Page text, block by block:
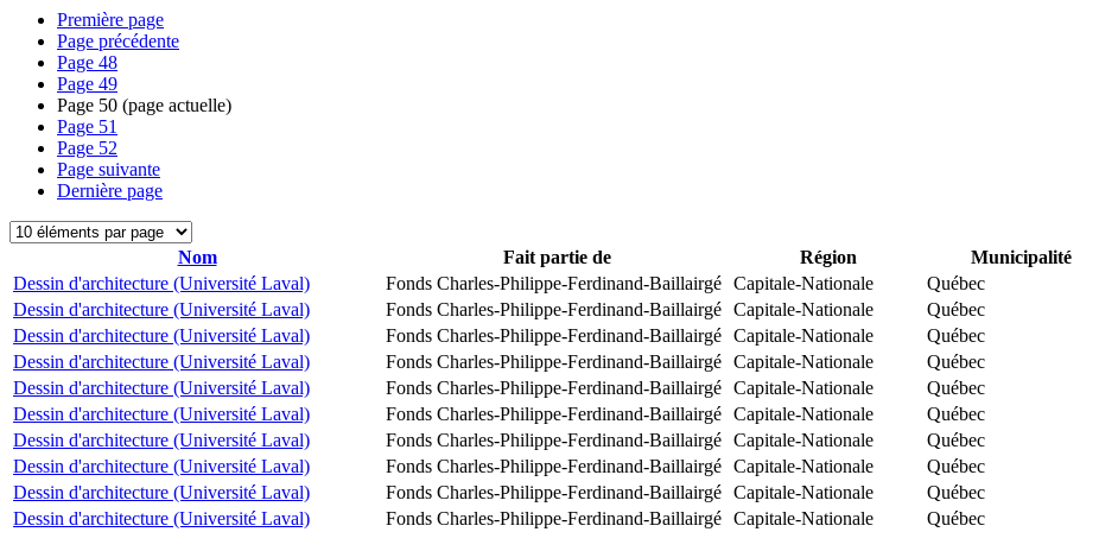
Première page
Page précédente
Page 48
Page 49
Page 50 (page actuelle)
Page 51
Page 52
Page suivante
Dernière page
Nom Fait partie de Région Municipalité
Dessin d'architecture (Université Laval)
Fonds Charles-Philippe-Ferdinand-Baillairgé Capitale-Nationale
Québec
Dessin d'architecture (Université Laval)
Fonds Charles-Philippe-Ferdinand-Baillairgé Capitale-Nationale
Québec
Dessin d'architecture (Université Laval)
Fonds Charles-Philippe-Ferdinand-Baillairgé Capitale-Nationale
Québec
Dessin d'architecture (Université Laval)
Fonds Charles-Philippe-Ferdinand-Baillairgé Capitale-Nationale
Québec
Dessin d'architecture (Université Laval)
Fonds Charles-Philippe-Ferdinand-Baillairgé Capitale-Nationale
Québec
Dessin d'architecture (Université Laval)
Fonds Charles-Philippe-Ferdinand-Baillairgé Capitale-Nationale
Québec
Dessin d'architecture (Université Laval)
Fonds Charles-Philippe-Ferdinand-Baillairgé Capitale-Nationale
Québec
Dessin d'architecture (Université Laval)
Fonds Charles-Philippe-Ferdinand-Baillairgé Capitale-Nationale
Québec
Dessin d'architecture (Université Laval)
Fonds Charles-Philippe-Ferdinand-Baillairgé Capitale-Nationale
Québec
Dessin d'architecture (Université Laval)
Fonds Charles-Philippe-Ferdinand-Baillairgé Capitale-Nationale Québec